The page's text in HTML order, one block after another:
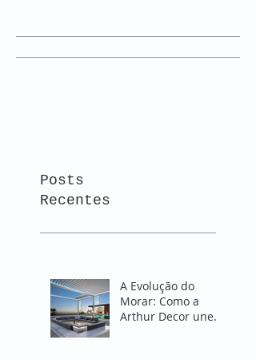
Posts
Recentes
A Evolução do
Morar: Como a
Arthur Decor une